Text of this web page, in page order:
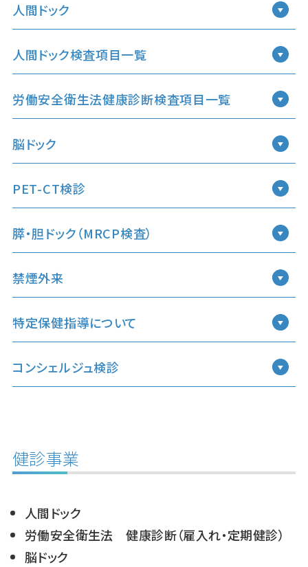
人間ドック
人間ドック検査項目一覧
労働安全衛生法健康診断検査項目一覧
脳ドック
PET-CT検診
膵・胆ドック（MRCP検査）
禁煙外来
特定保健指導について
コンシェルジュ検診
健診事業
人間ドック
労働安全衛生法 健康診断（雇入れ・定期健診）
脳ドック